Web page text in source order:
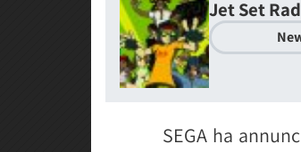
Jet Set
SEGA ha